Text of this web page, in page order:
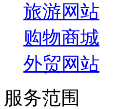
旅游网站
购物商城
外贸网站
服务范围